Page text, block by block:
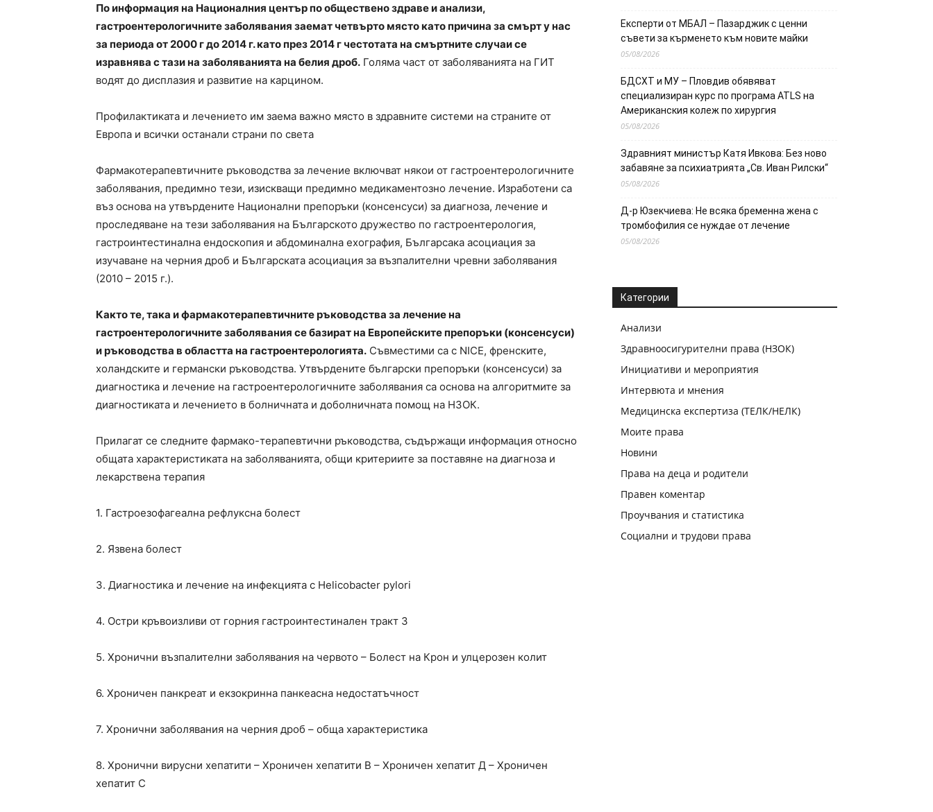
По информация на Националния център по обществено здраве и анализи,
гастроентерологичните заболявания заемат четвърто място като причина за смърт у нас
за периода от 2000 г до 2014 г. като през 2014 г честотата на смъртните случаи се
изравнява с тази на заболяванията на белия дроб. Голяма част от заболяванията на ГИТ
водят до дисплазия и развитие на карцином.
Профилактиката и лечението им заема важно място в здравните системи на страните от
Европа и всички останали страни по света
Фармакотерапевтичните ръководства за лечение включват някои от гастроентерологичните
заболявания, предимно тези, изискващи предимно медикаментозно лечение. Изработени са
въз основа на утвърдените Национални препоръки (консенсуси) за диагноза, лечение и
проследяване на тези заболявания на Българското дружество по гастроентерология,
гастроинтестинална ендоскопия и абдоминална ехография, Българсака асоциация за
изучаване на черния дроб и Българската асоциация за възпалителни чревни заболявания
(2010 – 2015 г.).
Както те, така и фармакотерапевтичните ръководства за лечение на
гастроентерологичните заболявания се базират на Европейските препоръки (консенсуси)
и ръководства в областта на гастроентерологията. Съвместими са с NICE, френските,
холандските и германски ръководства. Утвърдените български препоръки (консенсуси) за
диагностика и лечение на гастроентерологичните заболявания са основа на алгоритмите за
диагностиката и лечението в болничната и доболничната помощ на НЗОК.
Прилагат се следните фармако-терапевтични ръководства, съдържащи информация относно
общата характеристиката на заболяванията, общи критериите за поставяне на диагноза и
лекарствена терапия
1. Гастроезофагеална рефлуксна болест
2. Язвена болест
3. Диагностика и лечение на инфекцията с Helicobacter pylori
4. Остри кръвоизливи от горния гастроинтестинален тракт 3
5. Хронични възпалителни заболявания на червото – Болест на Крон и улцерозен колит
6. Хроничен панкреат и екзокринна панкеасна недостатъчност
7. Хронични заболявания на черния дроб – обща характеристика
8. Хронични вирусни хепатити – Хроничен хепатити В – Хроничен хепатит Д – Хроничен
хепатит С
Експерти от МБАЛ – Пазарджик с ценни
съвети за кърменето към новите майки
05/08/2026
БДСХТ и МУ – Пловдив обявяват
специализиран курс по програма ATLS на
Американския колеж по хирургия
05/08/2026
Здравният министър Катя Ивкова: Без ново
забавяне за психиатрията „Св. Иван Рилски“
05/08/2026
Д-р Юзекчиева: Не всяка бременна жена с
тромбофилия се нуждае от лечение
05/08/2026
Категории
Анализи
Здравноосигурителни права (НЗОК)
Инициативи и мероприятия
Интервюта и мнения
Медицинска експертиза (ТЕЛК/НЕЛК)
Моите права
Новини
Права на деца и родители
Правен коментар
Проучвания и статистика
Социални и трудови права